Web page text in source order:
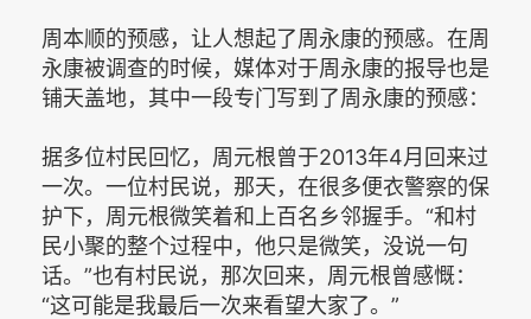
周本顺的预感，让人想起了周永康的预感。在周
永康被调查的时候，媒体对于周永康的报导也是
铺天盖地，其中一段专门写到了周永康的预感：
据多位村民回忆，周元根曾于2013年4月回来过
一次。一位村民说，那天，在很多便衣警察的保
护下，周元根微笑着和上百名乡邻握手。“和村
民小聚的整个过程中，他只是微笑，没说一句
话。”也有村民说，那次回来，周元根曾感慨：
“这可能是我最后一次来看望大家了。”